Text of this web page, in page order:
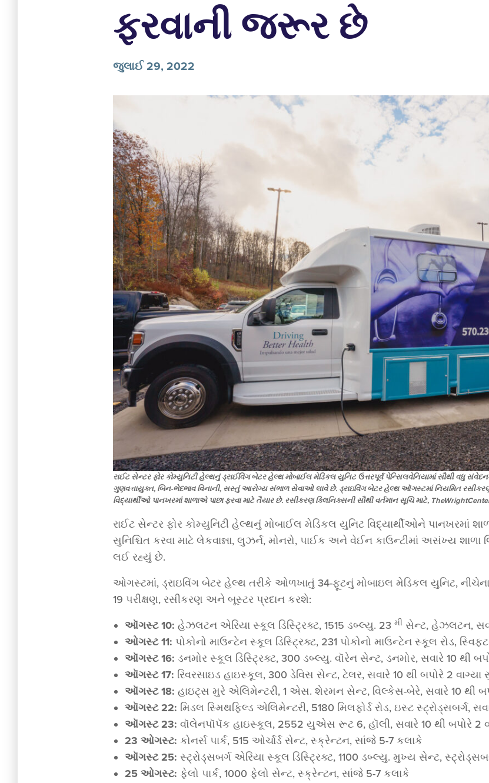
ફરવાની જરૂર છે
જુલાઈ 29, 2022
રાઈટ સેન્ટર ફોર કોમ્યુનિટી હેલ્થનું ડ્રાઈવિંગ બેટર હેલ્થ મોબાઈલ મેડિકલ યુનિટ ઉત્તરપૂર્વ પેન્સિલવેનિયામાં સૌથી વધુ
ગુણવત્તાયુક્ત, બિન-ભેદભાવ વિનાની, સસ્તું આરોગ્ય સંભાળ સેવાઓ લાવે છે. ડ્રાઇવિંગ બેટર હેલ્થ ઑગસ્ટમાં નિયમિત
વિદ્યાર્થીઓ પાનખરમાં શાળાએ પાછા ફરવા માટે તૈયાર છે. રસીકરણ ક્લિનિક્સની સૌથી વર્તમાન સૂચિ માટે,
રાઈટ સેન્ટર ફોર કોમ્યુનિટી હેલ્થનું મોબાઈલ મેડિકલ યુનિટ વિદ્યાર્થીઓને પાનખરમાં
સુનિશ્ચિત કરવા માટે લેકવાન્ના, લુઝર્ન, મોનરો, પાઈક અને વેઈન કાઉન્ટીમાં અસંખ્ય
લઈ રહ્યું છે.
ઓગસ્ટમાં, ડ્રાઇવિંગ બેટર હેલ્થ તરીકે ઓળખાતું 34-ફૂટનું મોબાઇલ મેડિકલ યુનિટ,
19 પરીક્ષણ, રસીકરણ અને બૂસ્ટર પ્રદાન કરશે:
ઑગસ્ટ 10: હેઝલટન એરિયા સ્કૂલ ડિસ્ટ્રિક્ટ, 1515 ડબ્લ્યુ. 23 મી સેન્ટ, હેઝલટન,
ઓગસ્ટ 11: પોકોનો માઉન્ટેન સ્કૂલ ડિસ્ટ્રિક્ટ, 231 પોકોનો માઉન્ટેન સ્કૂલ રોડ,
ઑગસ્ટ 16: ડનમોર સ્કૂલ ડિસ્ટ્રિક્ટ, 300 ડબ્લ્યુ. વૉરેન સેન્ટ, ડનમોર, સવારે 10 થી
ઑગસ્ટ 17: રિવરસાઇડ હાઇસ્કૂલ, 300 ડેવિસ સેન્ટ, ટેલર, સવારે 10 થી બપોરે 2 વાગ્યા
ઑગસ્ટ 18: હાઇટ્સ મુરે એલિમેન્ટરી, 1 એસ. શેરમન સેન્ટ, વિલ્કેસ-બેરે, સવારે 10 થી
ઑગસ્ટ 22: મિડલ સ્મિથફિલ્ડ એલિમેન્ટરી, 5180 મિલફોર્ડ રોડ, ઇસ્ટ સ્ટ્રોડ્સબર્ગ,
ઑગસ્ટ 23: વૉલેનપૉપૅક હાઇસ્કૂલ, 2552 યુએસ રૂટ 6, હૉલી, સવારે 10 થી બપોરે 2
23 ઓગસ્ટ: કોનર્સ પાર્ક, 515 ઓર્ચાર્ડ સેન્ટ, સ્ક્રેન્ટન, સાંજે 5-7 કલાકે
ઑગસ્ટ 25: સ્ટ્રોડ્સબર્ગ એરિયા સ્કૂલ ડિસ્ટ્રિક્ટ, 1100 ડબ્લ્યુ. મુખ્ય સેન્ટ,
25 ઓગસ્ટ: ફેલો પાર્ક, 1000 ફેલો સેન્ટ, સ્ક્રેન્ટન, સાંજે 5-7 કલાકે